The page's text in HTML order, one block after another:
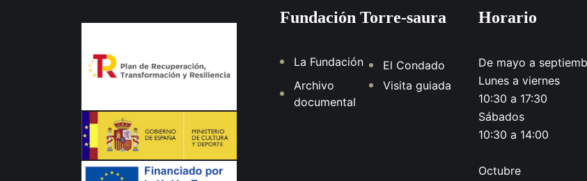
Fundación Torre-saura
La Fundación
El Condado
Archivo
documental
Visita guiada
Horario
De mayo a
Lunes a viernes
10:30 a 17:30
Sábados
10:30 a 14:00
Octubre